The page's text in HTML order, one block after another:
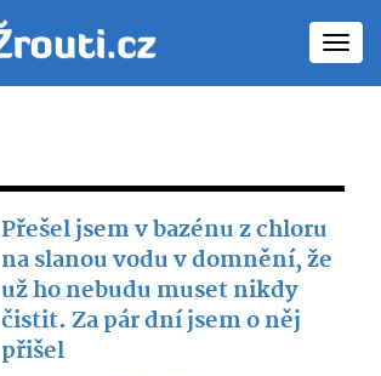
Přešel jsem v bazénu z chloru
na slanou vodu v domnění, že
už ho nebudu muset nikdy
čistit. Za pár dní jsem o něj
přišel